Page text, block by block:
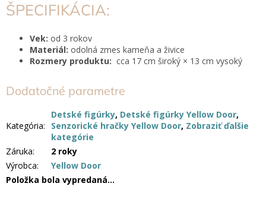
ŠPECIFIKÁCIA:
Vek: od 3 rokov
Materiál: odolná zmes kameňa a živice
Rozmery produktu: cca 17 cm široký × 13 cm vysoký
Dodatočné parametre
Kategória:
Detské figúrky, Detské figúrky Yellow Door,
Senzorické hračky Yellow Door, Zobraziť ďalšie
kategórie
Záruka:
2 roky
Výrobca:
Yellow Door
Položka bola vypredaná…